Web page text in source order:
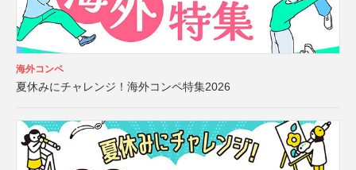
海外コンペ
夏休みにチャレンジ！海外コンペ特集2026